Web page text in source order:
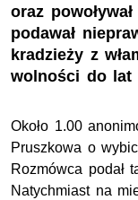
oraz
podawał
kradzieży z
wolności do lat
Około 1.00
Pruszkowa o
Rozmówca podał
Natychmiast na